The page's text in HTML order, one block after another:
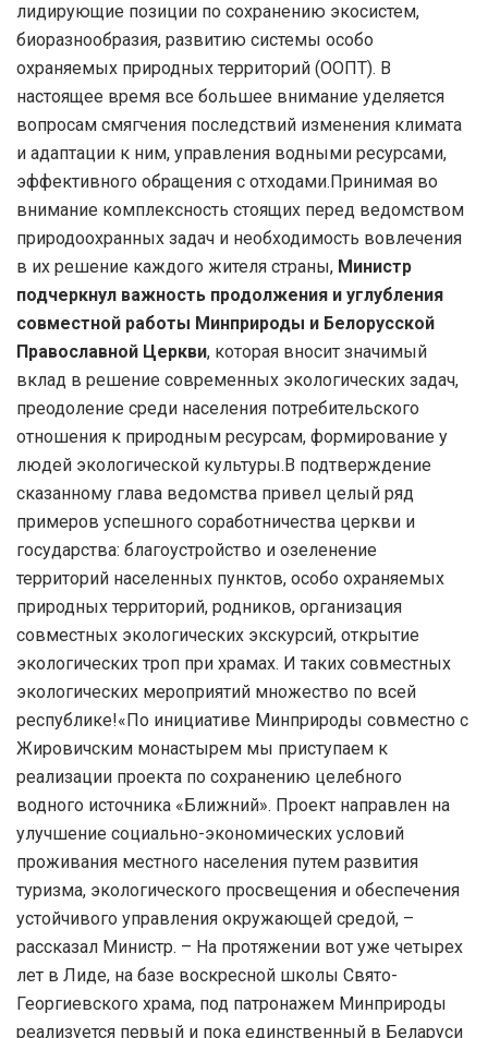
лидирующие позиции по сохранению экосистем,
биоразнообразия, развитию системы особо
охраняемых природных территорий (ООПТ). В
настоящее время все большее внимание уделяется
вопросам смягчения последствий изменения климата
и адаптации к ним, управления водными ресурсами,
эффективного обращения с отходами.Принимая во
внимание комплексность стоящих перед ведомством
природоохранных задач и необходимость вовлечения
в их решение каждого жителя страны, Министр
подчеркнул важность продолжения и углубления
совместной работы Минприроды и Белорусской
Православной Церкви, которая вносит значимый
вклад в решение современных экологических задач,
преодоление среди населения потребительского
отношения к природным ресурсам, формирование у
людей экологической культуры.В подтверждение
сказанному глава ведомства привел целый ряд
примеров успешного соработничества церкви и
государства: благоустройство и озеленение
территорий населенных пунктов, особо охраняемых
природных территорий, родников, организация
совместных экологических экскурсий, открытие
экологических троп при храмах. И таких совместных
экологических мероприятий множество по всей
республике!«По инициативе Минприроды совместно с
Жировичским монастырем мы приступаем к
реализации проекта по сохранению целебного
водного источника «Ближний». Проект направлен на
улучшение социально-экономических условий
проживания местного населения путем развития
туризма, экологического просвещения и обеспечения
устойчивого управления окружающей средой, –
рассказал Министр. – На протяжении вот уже четырех
лет в Лиде, на базе воскресной школы Свято-
Георгиевского храма, под патронажем Минприроды
реализуется первый и пока единственный в Беларуси